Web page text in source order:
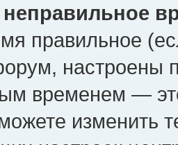
правильное
настроены
временем —
изменить